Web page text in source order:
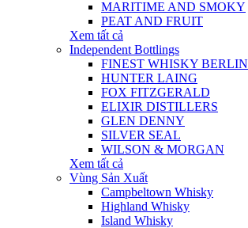
MARITIME AND SMOKY
PEAT AND FRUIT
Xem tất cả
Independent Bottlings
FINEST WHISKY BERLIN
HUNTER LAING
FOX FITZGERALD
ELIXIR DISTILLERS
GLEN DENNY
SILVER SEAL
WILSON & MORGAN
Xem tất cả
Vùng Sản Xuất
Campbeltown Whisky
Highland Whisky
Island Whisky